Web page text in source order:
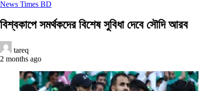
News Times BD
বিশ্বকাপে সমর্থকদের বিশেষ সুবিধা দেবে সৌদি আরব
tareq
2 months ago